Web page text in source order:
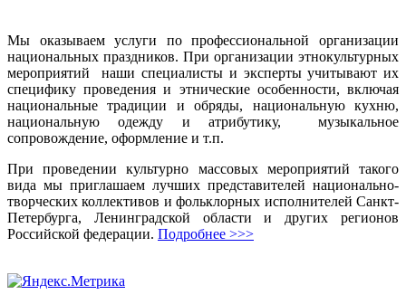
Мы оказываем услуги по профессиональной организации
национальных праздников. При организации этнокультурных
мероприятий наши специалисты и эксперты учитывают их
специфику проведения и этнические особенности, включая
национальные традиции и обряды, национальную кухню,
национальную одежду и атрибутику, музыкальное
сопровождение, оформление и т.п.
При проведении культурно массовых мероприятий такого
вида мы приглашаем лучших представителей национально-
творческих коллективов и фольклорных исполнителей Санкт-
Петербурга, Ленинградской области и других регионов
Российской федерации. Подробнее >>>